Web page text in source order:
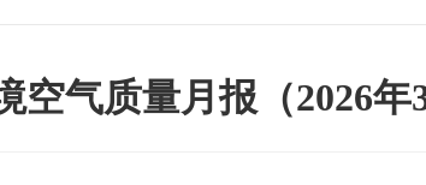
空气质量月报（2026年3